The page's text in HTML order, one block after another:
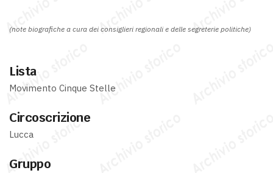
(note biografiche a cura dei consiglieri regionali e delle segreterie politiche)
Lista
Movimento Cinque Stelle
Circoscrizione
Lucca
Gruppo